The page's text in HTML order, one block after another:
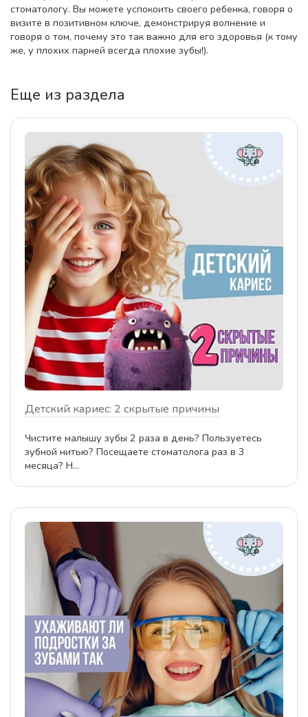
стоматологу. Вы можете успокоить своего ребенка, говоря о
визите в позитивном ключе, демонстрируя волнение и
говоря о том, почему это так важно для его здоровья (к тому
же, у плохих парней всегда плохие зубы!).
Еще из раздела
Детский кариес: 2 скрытые причины
Чистите малышу зубы 2 раза в день? Пользуетесь
зубной нитью? Посещаете стоматолога раз в 3
месяца? Н...